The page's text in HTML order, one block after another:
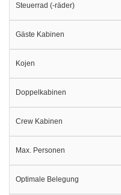
Steuerrad (-räder)
Gäste Kabinen
Kojen
Doppelkabinen
Crew Kabinen
Max. Personen
Optimale Belegung